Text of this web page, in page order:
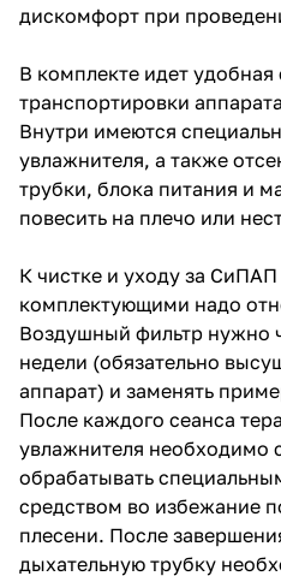
дискомфорт при
В комплекте идет удобная
транспортировки
Внутри имеются
увлажнителя, а также
трубки, блока питания и
повесить на плечо или
К чистке и уходу за
комплектующими надо
Воздушный фильтр нужно
недели (обязательно
аппарат) и заменять
После каждого сеанса
увлажнителя необходимо
обрабатывать
средством во избежание
плесени. После
дыхательную трубку